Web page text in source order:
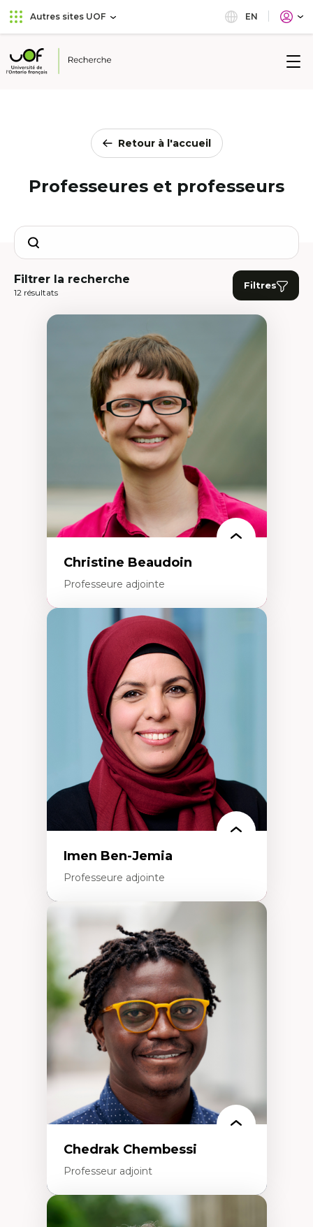
Aller
au
principal
Passer
au
Autres sites UOF EN
Université
Retour à l'accueil
Professeures et professeurs
Search
Filtrer la recherche
12 résultats
Filtres
Christine Beaudoin
Professeure adjointe
Expertises
Méthodes de recherche
Acteurs plus qu'humains
Approches socio-écologiques
Conservation de la biodiversité
Collaboration et méthodes participatives
Études des sciences
Relations humain-environnement
Transdisciplinarité
Imen Ben-Jemia
Professeure adjointe
Expertises
Discours sur la ville et représentations
Mosquées, formes et usages au Canada
Reconnaissance et représentations des
communautés immigrantes dans l'espace
urbain
Design architectural et urbain
Patrimoine et patrimonialisation
Études postcoloniales et décolonisation des
savoirs
Chedrak Chembessi
Professeur adjoint